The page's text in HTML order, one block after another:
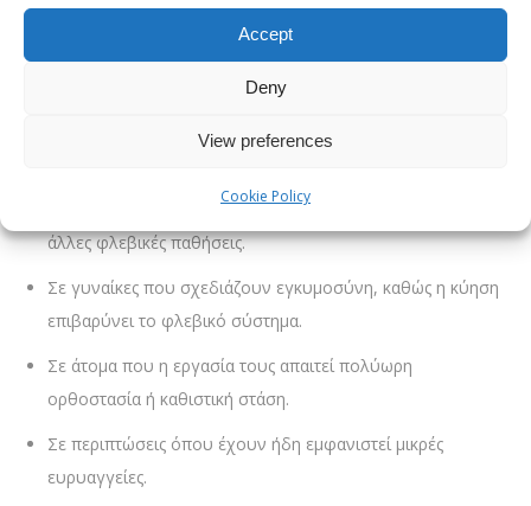
Accept
Deny
View preferences
Cookie Policy
Αθανάσιος Σιαφάκας επιλέχθηκε από την Ελληνική
Αγγειοχειρουργική Εταιρεία ως ο πρώτος εκπαιδευτής των
Ελλήνων αγγειοχειρουργών στη σύγχρονη αντιμετώπιση των
Σε άνδρες και γυναίκες με γονείς που είχαν κιρσούς ή
άλλες φλεβικές παθήσεις.
Σε γυναίκες που σχεδιάζουν εγκυμοσύνη, καθώς η κύηση
επιβαρύνει το φλεβικό σύστημα.
Σε άτομα που η εργασία τους απαιτεί πολύωρη
ορθοστασία ή καθιστική στάση.
Σε περιπτώσεις όπου έχουν ήδη εμφανιστεί μικρές
ευρυαγγείες.